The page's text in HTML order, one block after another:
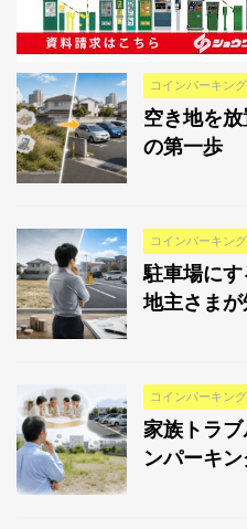
コインパーキン
空き地を
の第一歩
コインパーキン
駐車場に
地主さま
コインパーキン
家族トラ
ンパーキ